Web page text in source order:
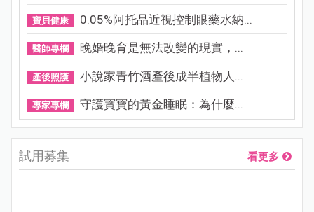
寶貝健康 0.05%阿托品近視控制眼藥水納...
醫師專欄 晚婚晚育是無法改變的現實，...
產後照護 小說家青竹酒產後成半植物人...
專家專欄 守護寶寶的黃金睡眠：為什麼...
試用募集 看更多